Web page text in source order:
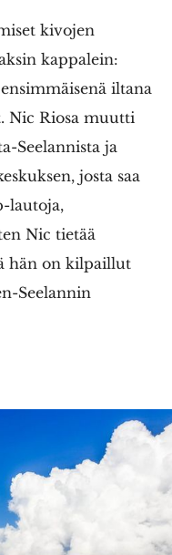
kivojen
kappalein:
iltana
Nic Riosa muutti
Seelannista ja
josta saa
lautoja,
Nic tietää
hän on kilpaillut
Seelannin